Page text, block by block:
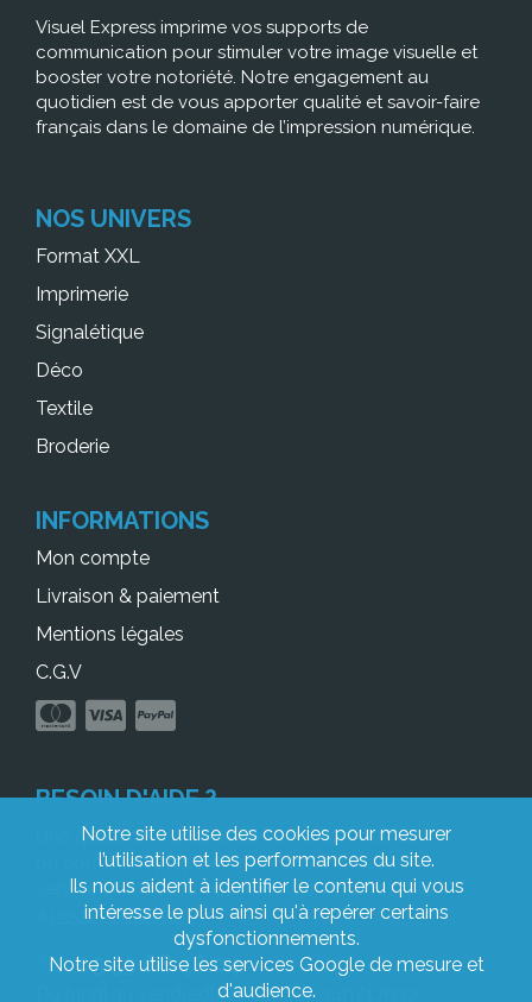
Visuel Express imprime vos supports de
communication pour stimuler votre image visuelle et
booster votre notoriété. Notre engagement au
quotidien est de vous apporter qualité et savoir-faire
français dans le domaine de l’impression numérique.
NOS UNIVERS
Format XXL
Imprimerie
Signalétique
Déco
Textile
Broderie
INFORMATIONS
Mon compte
Livraison & paiement
Mentions légales
C.G.V
BESOIN D'AIDE ?
Une question à propos de votre commande
ou comment préparer vos fichiers ? Notre
service client est à votre écoute, n’hésitez pas
nous contacter !
05 53 68 48 04
Du lundi au vendredi 9h/12h30 - 14h/17h30.
Notre site utilise des cookies pour mesurer
l’utilisation et les performances du site.
Ils nous aident à identifier le contenu qui vous
intéresse le plus ainsi qu'à repérer certains
dysfonctionnements.
Notre site utilise les services Google de mesure et
d'audience.